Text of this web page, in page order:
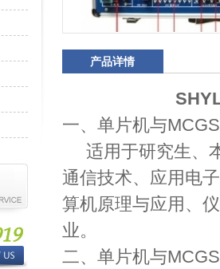
产品详情
一、单片机与
适用于研究生、
通信技术、应用电
算机原理与应用、
业。
二、单片机与